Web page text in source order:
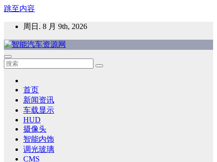
跳至内容
周日. 8 月 9th, 2026
智能汽车资源网
智能表面，智能内饰，新能源汽车，HMI，人车交互，智能车
首页
新闻资讯
车载显示
HUD
摄像头
智能内饰
调光玻璃
CMS